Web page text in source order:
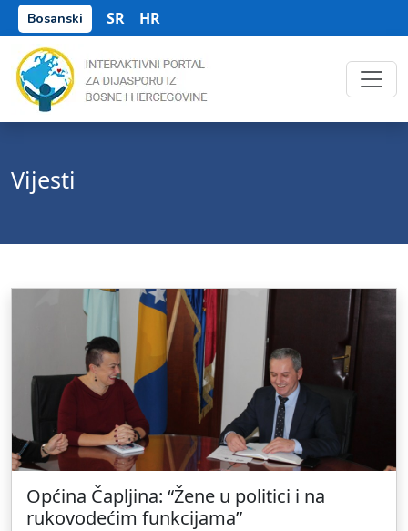
Bosanski SR HR
Vijesti
Općina Čapljina: “Žene u politici i na
rukovodećim funkcijama”